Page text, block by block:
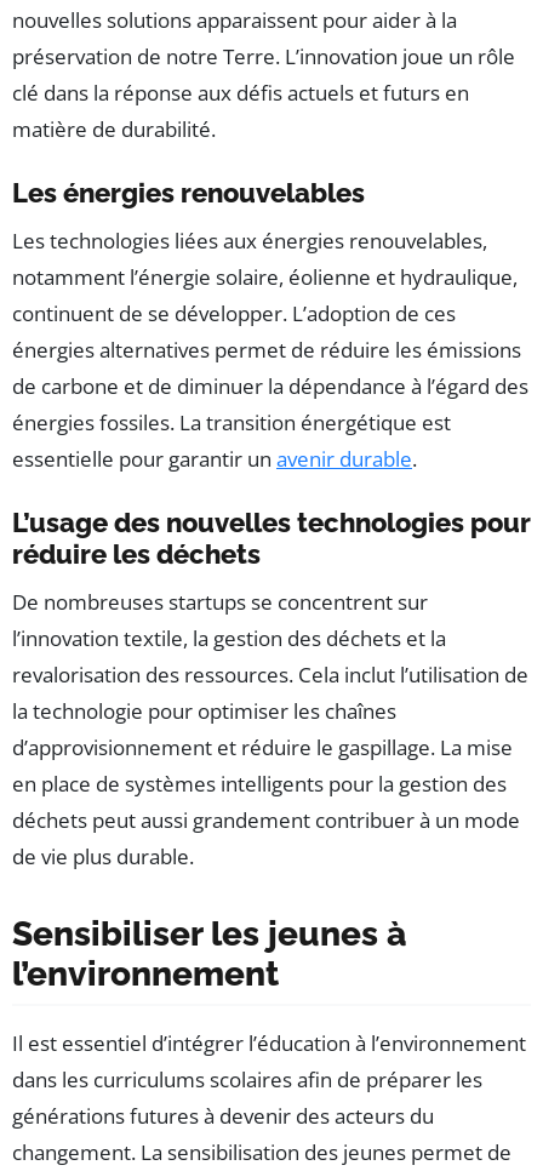
nouvelles solutions apparaissent pour aider à la
préservation de notre Terre. L’innovation joue un rôle
clé dans la réponse aux défis actuels et futurs en
matière de durabilité.
Les énergies renouvelables
Les technologies liées aux énergies renouvelables,
notamment l’énergie solaire, éolienne et hydraulique,
continuent de se développer. L’adoption de ces
énergies alternatives permet de réduire les émissions
de carbone et de diminuer la dépendance à l’égard des
énergies fossiles. La transition énergétique est
essentielle pour garantir un avenir durable.
L’usage des nouvelles technologies pour
réduire les déchets
De nombreuses startups se concentrent sur
l’innovation textile, la gestion des déchets et la
revalorisation des ressources. Cela inclut l’utilisation de
la technologie pour optimiser les chaînes
d’approvisionnement et réduire le gaspillage. La mise
en place de systèmes intelligents pour la gestion des
déchets peut aussi grandement contribuer à un mode
de vie plus durable.
Sensibiliser les jeunes à
l’environnement
Il est essentiel d’intégrer l’éducation à l’environnement
dans les curriculums scolaires afin de préparer les
générations futures à devenir des acteurs du
changement. La sensibilisation des jeunes permet de